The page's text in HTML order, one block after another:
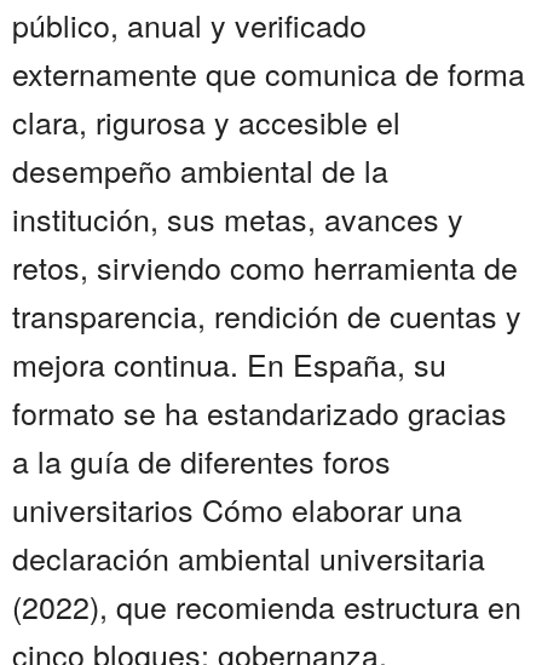
público, anual y verificado
externamente que comunica de forma
clara, rigurosa y accesible el
desempeño ambiental de la
institución, sus metas, avances y
retos, sirviendo como herramienta de
transparencia, rendición de cuentas y
mejora continua. En España, su
formato se ha estandarizado gracias
a la guía de diferentes foros
universitarios Cómo elaborar una
declaración ambiental universitaria
(2022), que recomienda estructura en
cinco bloques: gobernanza,